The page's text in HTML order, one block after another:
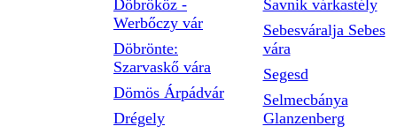
Döbrököz -
Werbőczy vár
Döbrönte:
Szarvaskő vára
Dömös Árpádvár
Drégely
Savnik várkastély
Sebesváralja Sebes
vára
Segesd
Selmecbánya
Glanzenberg